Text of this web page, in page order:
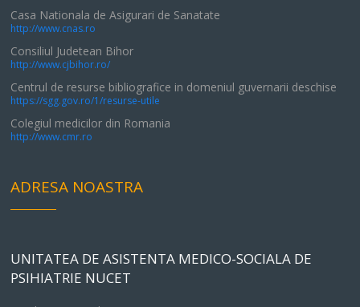
Casa Nationala de Asigurari de Sanatate
http://www.cnas.ro
Consiliul Judetean Bihor
http://www.cjbihor.ro/
Centrul de resurse bibliografice in domeniul guvernarii deschise
https://sgg.gov.ro/1/resurse-utile
Colegiul medicilor din Romania
http://www.cmr.ro
ADRESA NOASTRA
UNITATEA DE ASISTENTA MEDICO-SOCIALA DE
PSIHIATRIE NUCET